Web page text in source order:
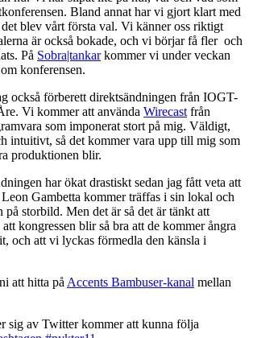
Bland annat har vi gjort klart med
blev vårt första val. Vi känner oss riktigt
är också bokade, och vi börjar få fler och
På Sobra|tankarkommer vi under veckan
konferensen.
också förberett direktsändningen från IOGT-
Vi kommer att använda Wirecast från
som imponerat stort på mig. Väldigt,
intuitivt, så det kommer vara upp till mig som
produktionen blir.
har ökat drastiskt sedan jag fått veta att
Gambetta kommer träffas i sin lokal och
på storbild. Men det är så det är tänkt att
kongressen blir så bra att de kommer ångra
och att vi lyckas förmedla den känsla i
att hitta på Accents Bambuser-kanal mellan
sig av Twitter kommer att kunna följa